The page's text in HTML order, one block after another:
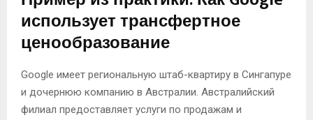
использует трансфертное
ценообразование
Google имеет региональную штаб-квартиру в Сингапуре
и дочернюю компанию в Австралии. Австралийский
филиал предоставляет услуги по продажам и